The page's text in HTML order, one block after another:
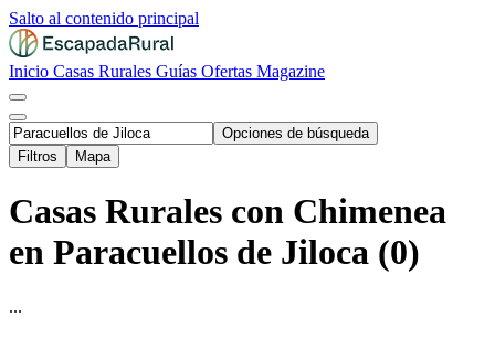
Salto al contenido principal
Inicio Casas Rurales Guías Ofertas Magazine
Opciones de búsqueda
Filtros
Mapa
Casas Rurales con Chimenea
en Paracuellos de Jiloca (0)
...